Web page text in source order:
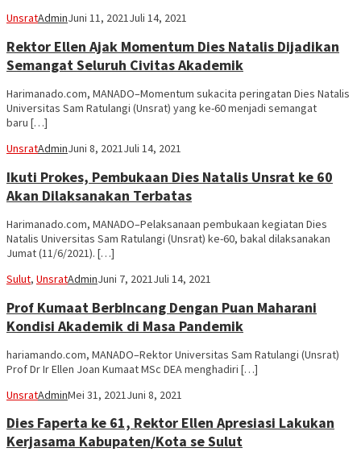
UnsratAdminJuni 11, 2021Juli 14, 2021
Rektor Ellen Ajak Momentum Dies Natalis Dijadikan
Semangat Seluruh Civitas Akademik
Harimanado.com, MANADO–Momentum sukacita peringatan Dies Natalis
Universitas Sam Ratulangi (Unsrat) yang ke-60 menjadi semangat
baru […]
UnsratAdminJuni 8, 2021Juli 14, 2021
Ikuti Prokes, Pembukaan Dies Natalis Unsrat ke 60
Akan Dilaksanakan Terbatas
Harimanado.com, MANADO–Pelaksanaan pembukaan kegiatan Dies
Natalis Universitas Sam Ratulangi (Unsrat) ke-60, bakal dilaksanakan
Jumat (11/6/2021). […]
Sulut, UnsratAdminJuni 7, 2021Juli 14, 2021
Prof Kumaat BerbIncang Dengan Puan Maharani
Kondisi Akademik di Masa Pandemik
hariamando.com, MANADO–Rektor Universitas Sam Ratulangi (Unsrat)
Prof Dr Ir Ellen Joan Kumaat MSc DEA menghadiri […]
UnsratAdminMei 31, 2021 Juni 8, 2021
Dies Faperta ke 61, Rektor Ellen Apresiasi Lakukan
Kerjasama Kabupaten/Kota se Sulut